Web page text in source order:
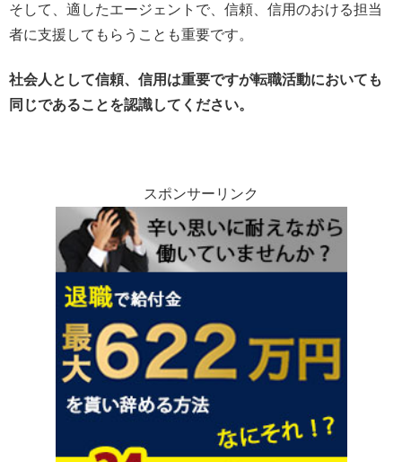
そして、適したエージェントで、信頼、信用のおける担当
者に支援してもらうことも重要です。
社会人として信頼、信用は重要ですが転職活動においても
同じであることを認識してください。
スポンサーリンク